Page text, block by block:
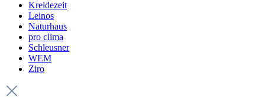
Kreidezeit
Leinos
Naturhaus
pro clima
Schleusner
WEM
Ziro